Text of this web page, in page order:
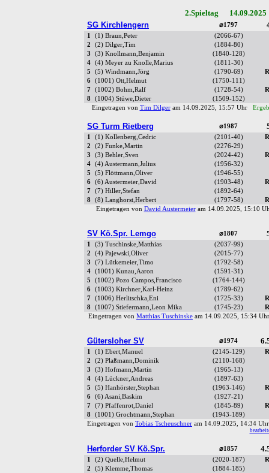
2.Spieltag
SG Kirchlengern
⌀1797
1 (1) Braun,Peter
(2066-67)
2
(2) Dilger,Tim (1884-80)
3
(3) Knollmann,Benjamin (1840-128)
4
(4) Meyer zu Knolle,Marius (1811-30)
5
(5) Windmann,Jörg (1790-69)
6
(1001) Ott,Helmut (1750-111)
7
(1002) Bohm,Ralf (1728-54)
8
(1004) Stüwe,Dieter (1509-152)
Eingetragen von Tim Dilgeram 14.09.2025, 15:57 Uhr
SG Turm Rietberg ⌀1987
1 (1) Kollenberg,Cedric (2101-40)
2
(2) Funke,Martin (2276-29)
3
(3) Behler,Sven (2024-42)
4
(4) Austermann,Julius (1956-32)
5
(5) Flöttmann,Oliver (1946-55)
6
(6) Austermeier,David (1903-48)
7
(7) Hiller,Stefan (1892-64)
8
(8) Langhorst,Herbert (1797-58)
Eingetragen von David Austermeieram 14.09.2025, 15:10
SV Kö.Spr. Lemgo ⌀1807
1 (3) Tuschinske,Matthias
(2037-99)
2
(4) Pajewski,Oliver (2015-77)
3
(7) Lütkemeier,Timo (1792-58)
4
(1001) Kunau,Aaron (1591-31)
5
(1002) Pozo Campos,Francisco (1764-144)
6
(1003) Kirchner,Karl-Heinz (1789-62)
7
(1006) Herlitschka,Eni (1725-33)
8
(1007) Stiefermann,Leon Mika (1745-23)
Eingetragen von Matthias Tuschinske am 14.09.2025, 15:34
Gütersloher SV ⌀1974
1 (1) Ebert,Manuel (2145-129)
2
(2) Plaßmann,Dominik
(2110-168)
3
(3) Hofmann,Martin
(1965-13)
4
(4) Lückner,Andreas (1897-63)
5
(5) Hanhörster,Stephan (1963-146)
6
(6) Asani,Baskim (1927-21)
7
(7) Pfaffenrot,Daniel (1845-89)
8
(1001) Grochtmann,Stephan (1943-189)
Eingetragen von Tobias Tscheuschner am 14.09.2025, 14:34
Herforder SV Kö.Spr. ⌀1857
1 (2) Quelle,Helmut (2020-187)
2
(5) Klemme,Thomas (1884-185)